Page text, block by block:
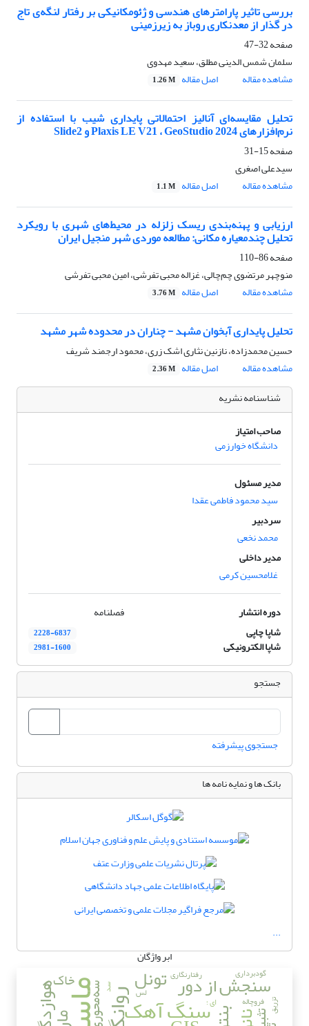
بررسی تاثیر پارامترهای هندسی و ژئومکانیکی بر رفتار لنگه‌ی تاج
در گذار از معدنکاری روباز به زیرزمینی
صفحه32-47
سلمان شمس الدینی مطلق، سعید مهدوی
مشاهده مقاله
اصل مقاله 1.26 M
تحلیل مقایسه‌ای آنالیز احتمالاتی پایداری شیب با استفاده از
نرم‌افزارهای Plaxis LE V21 ، GeoStudio 2024 و Slide2
صفحه15-31
سیدعلی اصغری
مشاهده مقاله
اصل مقاله 1.1 M
ارزیابی و پهنه‌بندی ریسک زلزله در محیط‌های شهری با رویکرد
تحلیل چندمعیاره مکانی: مطالعه موردی شهر منجیل ایران
صفحه86-110
منوچهر مرتضوی چم‌چالی، غزاله محبی تفرشی، امین محبی تفرشی
مشاهده مقاله
اصل مقاله 3.76 M
تحلیل پایداری آبخوان مشهد - چناران در محدوده شهر مشهد
حسین محمدزاده، نازنین نثاری اشک زری، محمود ارجمند شریف
مشاهده مقاله
اصل مقاله 2.36 M
شناسنامه نشریه
صاحب امتیاز
دانشگاه خوارزمی
مدیر مسئول
سید محمود فاطمی عقدا
سردبیر
محمد نخعی
مدیر داخلی
غلامحسین کرمی
دوره انتشار
فصلنامه
شاپا چاپی
2228-6837
شاپا الکترونیکی 2981-1600
جستجو
جستجوی پیشرفته
بانک ها و نمایه نامه ها
...
ابر واژگان
ماسه سنگ آهک هوازدگی سنجش از دور تونل خاک سه‌محوریسد
تزریق
رفتارنگاری گودبرداری
ای ؛ فروچاله
لس